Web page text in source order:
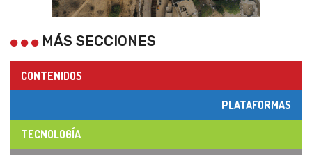
MÁS SECCIONES
CONTENIDOS
PLATAFORMAS
TECNOLOGÍA